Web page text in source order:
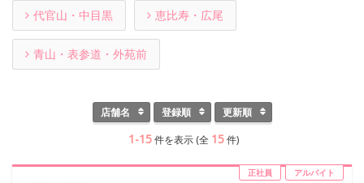
代官山・中目黒 恵比寿・広尾
青山・表参道・外苑前
店舗名 登録順 更新順
1-15 件を表示 (全 15 件)
正社員 アルバイト